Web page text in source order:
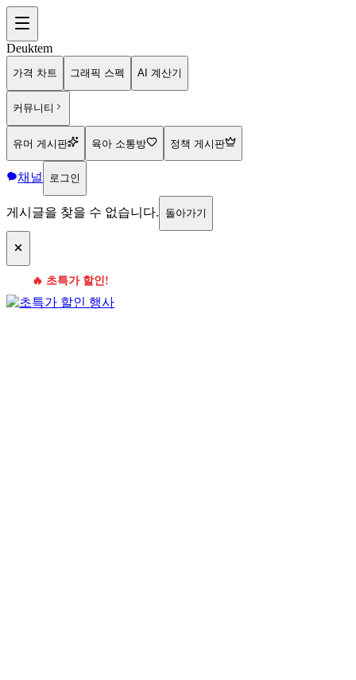
Deuktem
가격 차트 그래픽 스펙 AI 계산기
커뮤니티
유머 게시판 육아 소통방 정책 게시판
채널 로그인
게시글을 찾을 수 없습니다. 돌아가기
🔥 초특가 할인!